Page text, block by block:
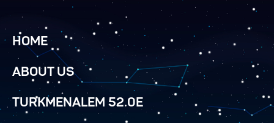
HOME
ABOUT US
TURKMENALEM 52.0E